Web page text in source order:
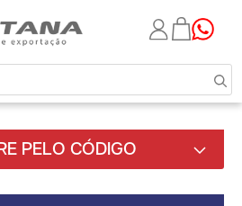
PELO CÓDIGO